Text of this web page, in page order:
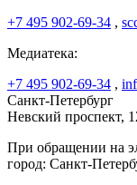
+7 495 902-69-34 ,
Медиатека:
+7 495 902-69-34 ,
Санкт-Петербург
Невский проспект,
При обращении на
город: Санкт-